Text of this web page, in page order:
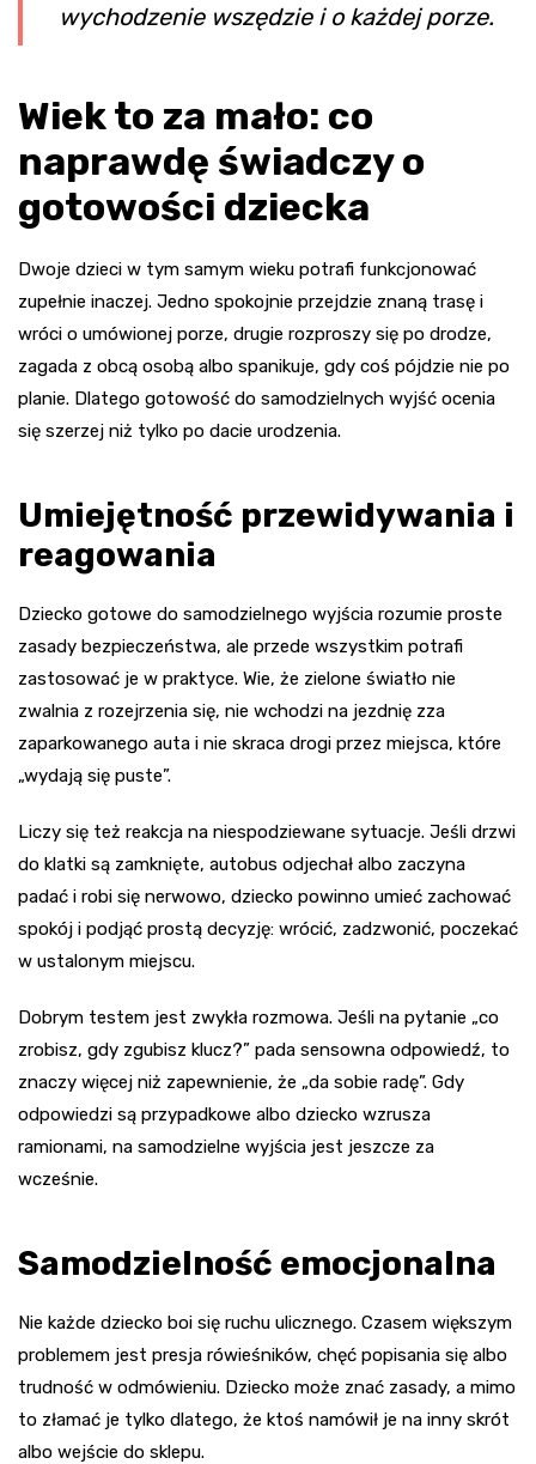
wychodzenie wszędzie i o każdej porze.
Wiek to za mało: co
naprawdę świadczy o
gotowości dziecka
Dwoje dzieci w tym samym wieku potrafi funkcjonować
zupełnie inaczej. Jedno spokojnie przejdzie znaną trasę i
wróci o umówionej porze, drugie rozproszy się po drodze,
zagada z obcą osobą albo spanikuje, gdy coś pójdzie nie po
planie. Dlatego gotowość do samodzielnych wyjść ocenia
się szerzej niż tylko po dacie urodzenia.
Umiejętność przewidywania i
reagowania
Dziecko gotowe do samodzielnego wyjścia rozumie proste
zasady bezpieczeństwa, ale przede wszystkim potrafi
zastosować je w praktyce. Wie, że zielone światło nie
zwalnia z rozejrzenia się, nie wchodzi na jezdnię zza
zaparkowanego auta i nie skraca drogi przez miejsca, które
„wydają się puste”.
Liczy się też reakcja na niespodziewane sytuacje. Jeśli drzwi
do klatki są zamknięte, autobus odjechał albo zaczyna
padać i robi się nerwowo, dziecko powinno umieć zachować
spokój i podjąć prostą decyzję: wrócić, zadzwonić, poczekać
w ustalonym miejscu.
Dobrym testem jest zwykła rozmowa. Jeśli na pytanie „co
zrobisz, gdy zgubisz klucz?” pada sensowna odpowiedź, to
znaczy więcej niż zapewnienie, że „da sobie radę”. Gdy
odpowiedzi są przypadkowe albo dziecko wzrusza
ramionami, na samodzielne wyjścia jest jeszcze za
wcześnie.
Samodzielność emocjonalna
Nie każde dziecko boi się ruchu ulicznego. Czasem większym
problemem jest presja rówieśników, chęć popisania się albo
trudność w odmówieniu. Dziecko może znać zasady, a mimo
to złamać je tylko dlatego, że ktoś namówił je na inny skrót
albo wejście do sklepu.